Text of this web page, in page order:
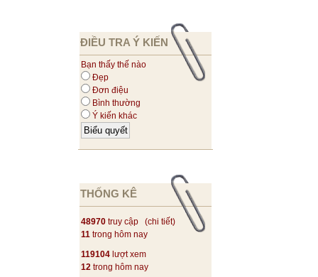
ĐIỀU TRA Ý KIẾN
Bạn thấy thế nào
Đẹp
Đơn điệu
Bình thường
Ý kiến khác
THỐNG KÊ
48970 truy cập (chi tiết)
11 trong hôm nay
119104 lượt xem
12 trong hôm nay